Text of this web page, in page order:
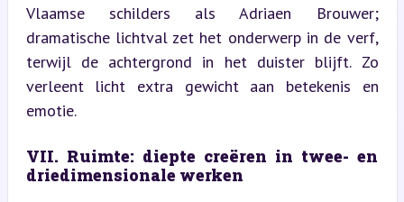
Vlaamse schilders als Adriaen Brouwer;
dramatische lichtval zet het onderwerp in de verf,
terwijl de achtergrond in het duister blijft. Zo
verleent licht extra gewicht aan betekenis en
emotie.
VII. Ruimte: diepte creëren in twee- en
driedimensionale werken